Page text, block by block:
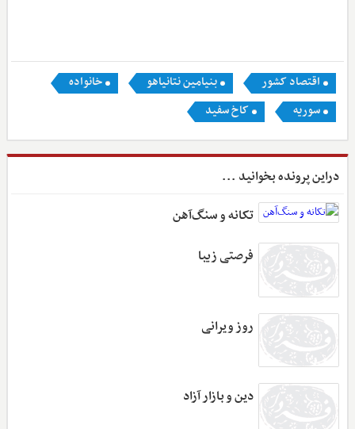
اقتصاد کشور بنیامین نتانیاهو
خانواده
سوریه
کاخ سفید
دراین پرونده بخوانید ...
تکانه و سنگ‌آهن
فرصتی زیبا
روز ویرانی
دین و بازار آزاد